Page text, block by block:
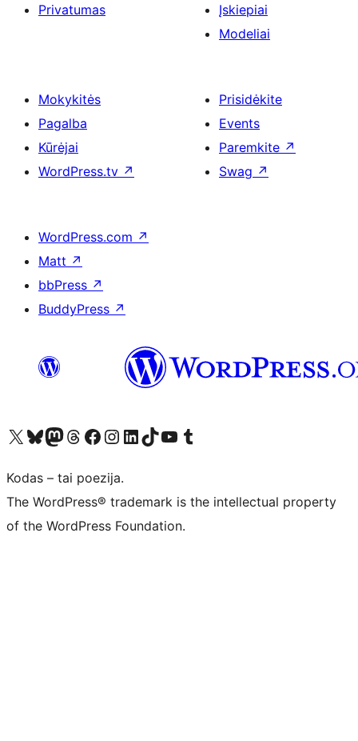
Privatumas
Įskiepiai
Modeliai
Mokykitės
Pagalba
Kūrėjai
WordPress.tv ↗
Prisidėkite
Events
Paremkite ↗
Swag ↗
WordPress.com ↗
Matt ↗
bbPress ↗
BuddyPress ↗
Visit our X (formerly Twitter) account
Apsilankykite mūsų Bluesky paskyroje
Visit our Mastodon account
Apsilankykite mūsų Threads paskyroje
Visit our Facebook page
Visit our Instagram account
Visit our LinkedIn account
Apsilankykite mūsų TikTok paskyroje
Visit our YouTube channel
Apsilankykite mūsų Tumblr paskyroje
Kodas – tai poezija.
The WordPress® trademark is the intellectual property
of the WordPress Foundation.